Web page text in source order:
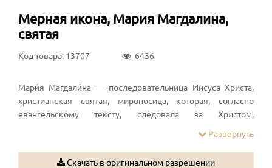
Мерная икона, Мария Магдалина,
святая
Код товара: 13707 6436
Мари́я Магдали́на — последовательница Иисуса Христа,
христианская святая, мироносица, которая, согласно
евангельскому тексту, следовала за Христом,
удостоившейся явления Воскресшего Иисуса
Развернуть
Скачать в оригинальном разрешении